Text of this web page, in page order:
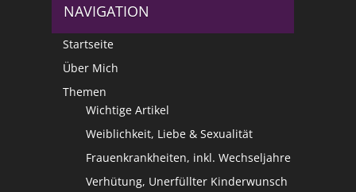
NAVIGATION
Startseite
Über Mich
Themen
Wichtige Artikel
Weiblichkeit, Liebe & Sexualität
Frauenkrankheiten, inkl. Wechseljahre
Verhütung, Unerfüllter Kinderwunsch